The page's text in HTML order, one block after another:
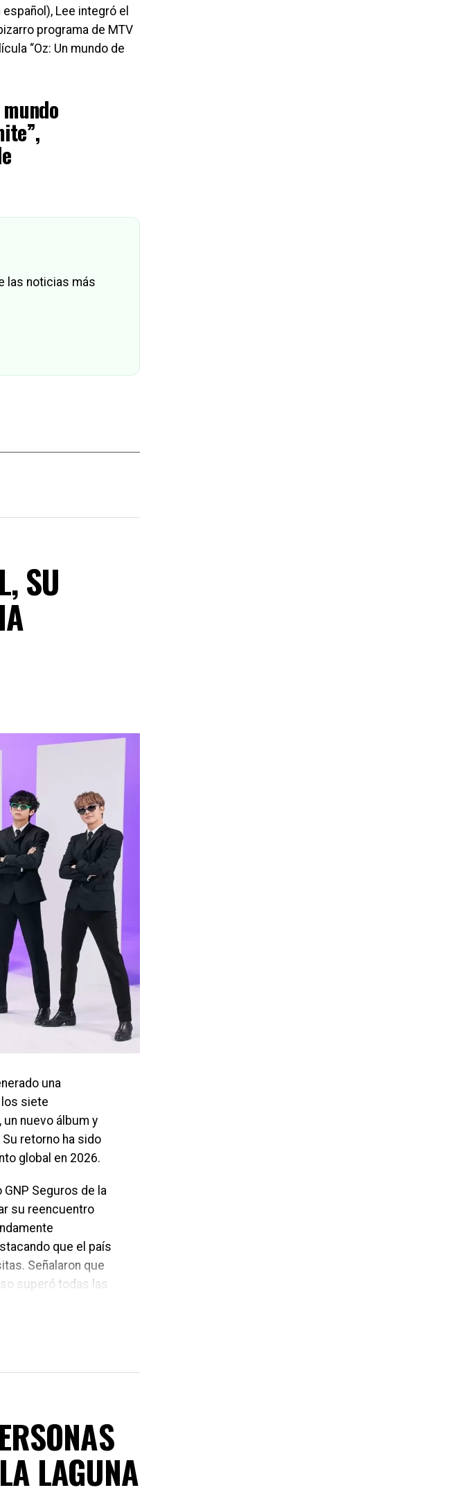
Lee integró el
programa de MTV
“Oz: Un mundo de
las noticias más
SU
una
siete
nuevo álbum y
retorno ha sido
global en 2026.
Seguros de la
su reencuentro
que el país
Señalaron que
superó todas las
LAGUNA